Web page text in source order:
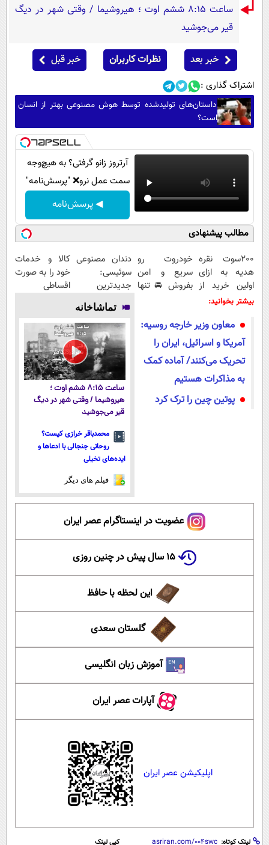
ساعت ۸:۱۵ ششم اوت ؛ هیروشیما / وقتی شهر در دیگ
قیر می‌جوشید
خبر بعد نظرات کاربران خبر قبل
اشتراک گذاری :
داستان‌های تولیدشده توسط هوش مصنوعی بهتر از انسان
است؟
آرتروز زانو گرفتی؟ به هیچ‌وجه
سمت عمل نرو❌ "پرسش‌نامه"
◀ پرسش‌نامه
مطالب پیشنهادی
200سوت نقره
هدیه به ازای
اولین خرید از
گرمی
خودروت رو
سریع و امن
بفروش 🚘 تنها
دندان مصنوعی
سوئیسی:
جدیدترین
فناوری اروپا،
سبک و مقاوم |
پرداخت قسطی
کالا و خدمات
خود را به صورت
اقساطی
بیشتر بخوانید:
معاون وزیر خارجه روسیه:
آمریکا و اسرائیل، ایران را
تحریک می‌کنند/ آماده کمک
به مذاکرات هستیم
پوتین چین را ترک کرد
تماشاخانه
ساعت ۸:۱۵ ششم اوت ؛
هیروشیما / وقتی شهر در دیگ
قیر می‌جوشید
محمدباقر خرازی کیست؟
روحانی جنجالی با ادعاها و
ایده‌های تخیلی
فیلم های دیگر
عضویت در اینستاگرام عصر ایران
۱۵ سال پیش در چنین روزی
این لحظه با حافظ
گلستان سعدی
آموزش زبان انگلیسی
آپارات عصر ایران
اپلیکیشن عصر ایران
لینک کوتاه: کپی لینک